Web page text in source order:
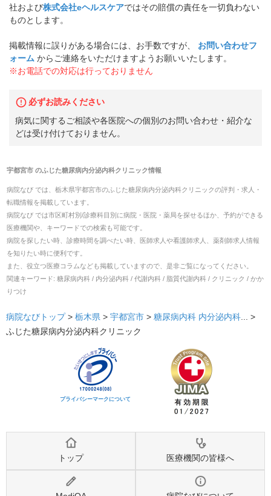
社および株式会社eヘルスケアではその賠償の責任を一切負わない
ものとします。
掲載情報に誤りがある場合には、お手数ですが、
お問い合わせフ
ォーム からご連絡をいただけますようお願いいたします。
※お電話での対応は行っておりません
必ずお読みください
病気に関するご相談や各医院への個別のお問い合わせ・紹介な
どは受け付けておりません。
宇都宮市のふじた糖尿病内分泌内科クリニック情報
病院なび では、 栃木県宇都宮市のふじた糖尿病内分泌内科クリニックの評判・求人・
転職情報を掲載しています。
病院なび では市区町村別/診療科目別に病院・医院・薬局を探せるほか、予約ができる
医療機関や、キーワードでの検索も可能です。
病院を探したい時、診療時間を調べたい時、医師求人や看護師求人、薬剤師求人情報
を知りたい時に便利です。
また、役立つ医療コラムなども掲載していますので、是非ご覧になってください。
関連キーワード: 糖尿病内科 / 内分泌内科 / 代謝内科 / 脂質代謝内科 / クリニック / かか
りつけ
病院なびトップ > 栃木県 > 宇都宮市 > 糖尿病内科 内分泌内科... >
ふじた糖尿病内分泌内科クリニック
プライバシーマークについて
トップ 医療機関の皆様へ